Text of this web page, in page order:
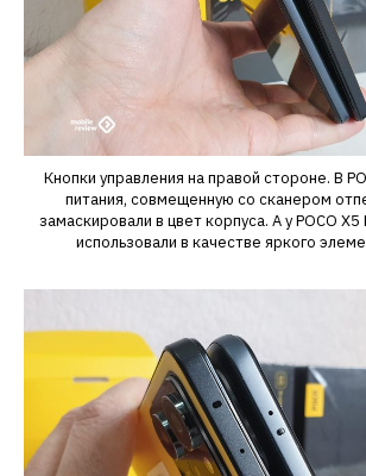
Кнопки управления на правой стороне. В
питания, совмещенную со сканером
замаскировали в цвет корпуса. А у POCO
использовали в качестве яркого